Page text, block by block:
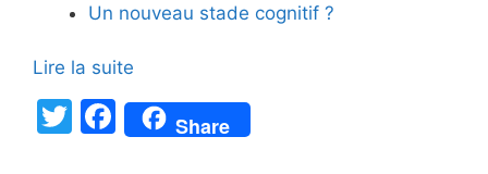
Un nouveau stade cognitif ?
Lire la suite
T
F
a
Share